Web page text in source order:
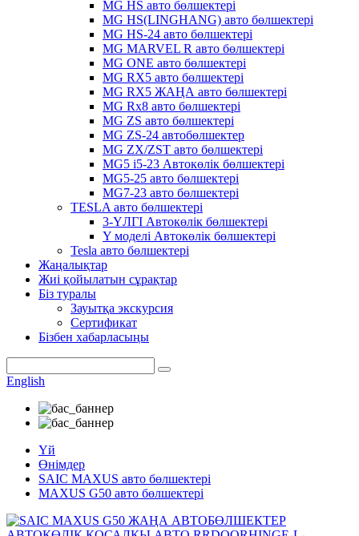
MG HS авто бөлшектері
MG HS(LINGHANG) авто бөлшектері
MG HS-24 авто бөлшектері
MG MARVEL R авто бөлшектері
MG ONE авто бөлшектері
MG RX5 авто бөлшектері
MG RX5 ЖАҢА авто бөлшектері
MG Rx8 авто бөлшектері
MG ZS авто бөлшектері
MG ZS-24 автобөлшектер
MG ZX/ZST авто бөлшектері
MG5 i5-23 Автокөлік бөлшектері
MG5-25 авто бөлшектері
MG7-23 авто бөлшектері
TESLA авто бөлшектері
3-ҮЛГІ Автокөлік бөлшектері
Y моделі Автокөлік бөлшектері
Tesla авто бөлшектері
Жаңалықтар
Жиі қойылатын сұрақтар
Біз туралы
Зауытқа экскурсия
Сертификат
Бізбен хабарласыңы
English
Үй
Өнімдер
SAIC MAXUS авто бөлшектері
MAXUS G50 авто бөлшектері